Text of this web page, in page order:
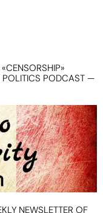
POLITICS PODCAST —
NEWSLETTER OF